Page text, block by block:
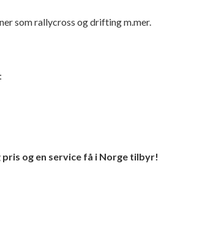
som rallycross og drifting m.mer.
og en service få i Norge tilbyr!